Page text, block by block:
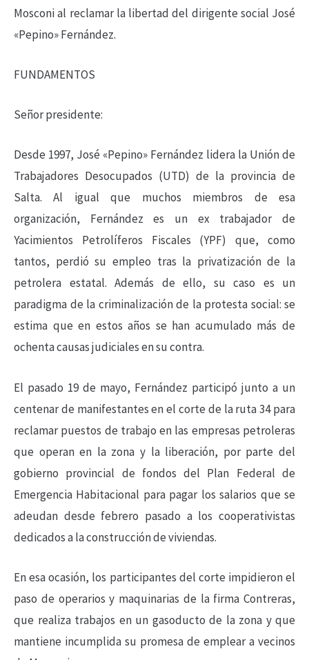
Mosconi al reclamar la libertad del dirigente social José
«Pepino» Fernández.
FUNDAMENTOS
Señor presidente:
Desde 1997, José «Pepino» Fernández lidera la Unión de
Trabajadores Desocupados (UTD) de la provincia de
Salta. Al igual que muchos miembros de esa
organización, Fernández es un ex trabajador de
Yacimientos Petrolíferos Fiscales (YPF) que, como
tantos, perdió su empleo tras la privatización de la
petrolera estatal. Además de ello, su caso es un
paradigma de la criminalización de la protesta social: se
estima que en estos años se han acumulado más de
ochenta causas judiciales en su contra.
El pasado 19 de mayo, Fernández participó junto a un
centenar de manifestantes en el corte de la ruta 34 para
reclamar puestos de trabajo en las empresas petroleras
que operan en la zona y la liberación, por parte del
gobierno provincial de fondos del Plan Federal de
Emergencia Habitacional para pagar los salarios que se
adeudan desde febrero pasado a los cooperativistas
dedicados a la construcción de viviendas.
En esa ocasión, los participantes del corte impidieron el
paso de operarios y maquinarias de la firma Contreras,
que realiza trabajos en un gasoducto de la zona y que
mantiene incumplida su promesa de emplear a vecinos